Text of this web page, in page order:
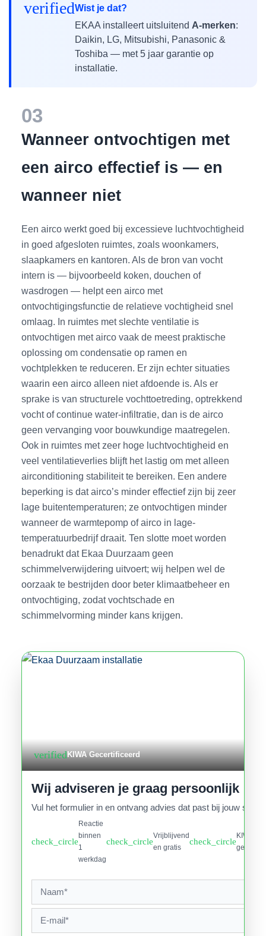
verifiedWist je dat?
EKAA installeert uitsluitend A-merken:
Daikin, LG, Mitsubishi, Panasonic &
Toshiba — met 5 jaar garantie op
installatie.
03
Wanneer ontvochtigen met
een airco effectief is — en
wanneer niet
Een airco werkt goed bij excessieve luchtvochtigheid
in goed afgesloten ruimtes, zoals woonkamers,
slaapkamers en kantoren. Als de bron van vocht
intern is — bijvoorbeeld koken, douchen of
wasdrogen — helpt een airco met
ontvochtigingsfunctie de relatieve vochtigheid snel
omlaag. In ruimtes met slechte ventilatie is
ontvochtigen met airco vaak de meest praktische
oplossing om condensatie op ramen en
vochtplekken te reduceren. Er zijn echter situaties
waarin een airco alleen niet afdoende is. Als er
sprake is van structurele vochttoetreding, optrekkend
vocht of continue water-infiltratie, dan is de airco
geen vervanging voor bouwkundige maatregelen.
Ook in ruimtes met zeer hoge luchtvochtigheid en
veel ventilatieverlies blijft het lastig om met alleen
airconditioning stabiliteit te bereiken. Een andere
beperking is dat airco’s minder effectief zijn bij zeer
lage buitentemperaturen; ze ontvochtigen minder
wanneer de warmtepomp of airco in lage-
temperatuurbedrijf draait. Ten slotte moet worden
benadrukt dat Ekaa Duurzaam geen
schimmelverwijdering uitvoert; wij helpen wel de
oorzaak te bestrijden door beter klimaatbeheer en
ontvochtiging, zodat vochtschade en
schimmelvorming minder kans krijgen.
verifiedKIWA Gecertificeerd
Wij adviseren je graag persoonlijk
Vul het formulier in en ontvang advies dat past bij jouw
check_circle
Reactie
binnen
1
werkdag
check_circle
Vrijblijvend
en gratis
check_circle
KIWA